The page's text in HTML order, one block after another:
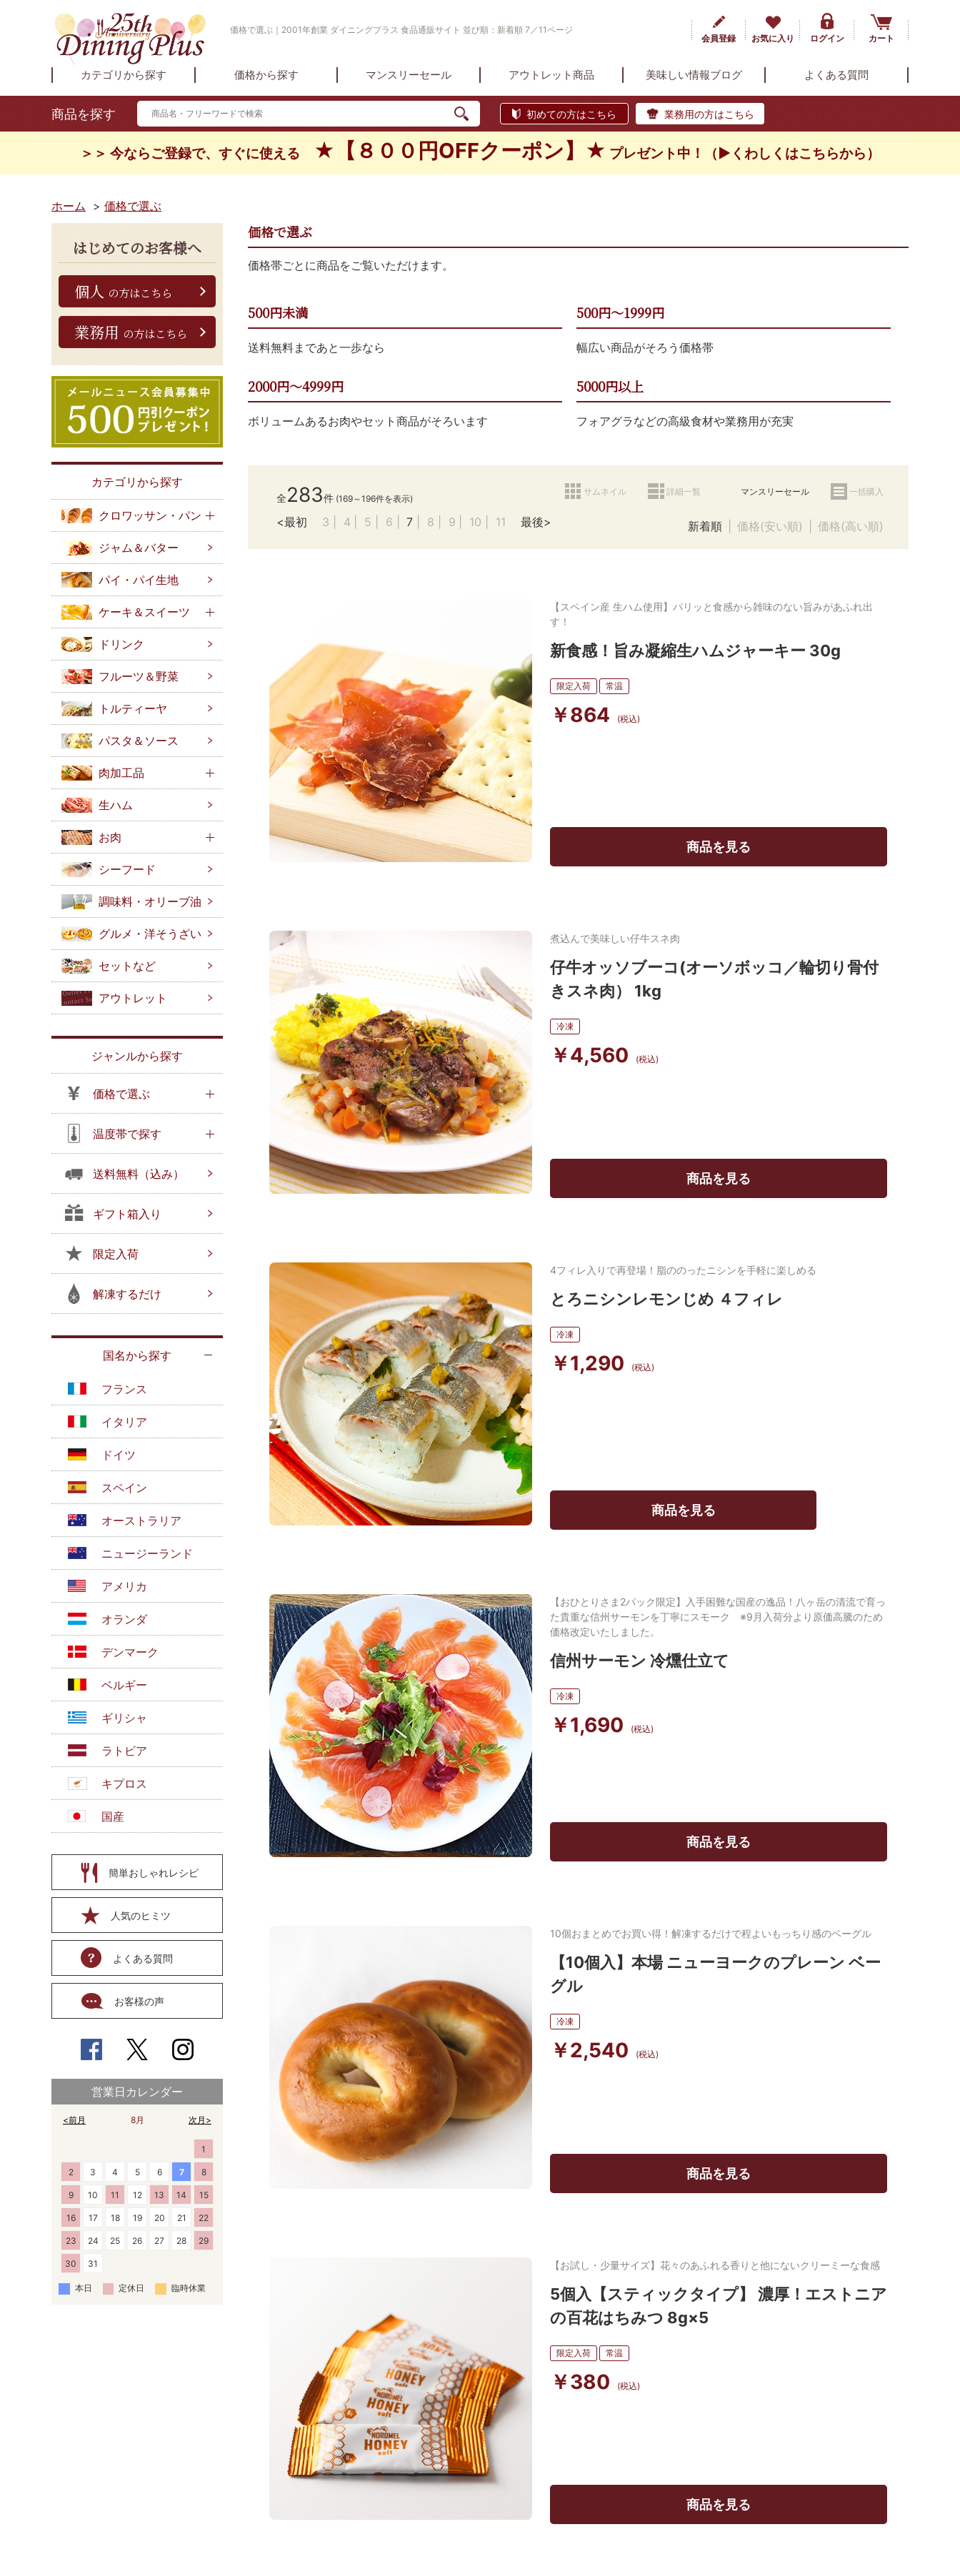
価格で選ぶ｜2001年創業 ダイニングプラス 食品通販サイト 並び順：新着順 7／11ページ
会員登録
お気に入り ログイン カート
カテゴリから探す 価格から探す マンスリーセール アウトレット商品 美味しい情報ブログ よくある質問
商品を探す 初めての方はこちら 業務用の方はこちら
＞＞ 今ならご登録で、すぐに使える ★【８００円OFFクーポン】★ プレゼント中！（▶くわしくはこちらから）
ホーム > 価格で選ぶ
はじめてのお客様へ
個人 の方はこちら
業務用 の方はこちら
カテゴリから探す
クロワッサン・パン
ジャム＆バター
パイ・パイ生地
ケーキ＆スイーツ
ドリンク
フルーツ＆野菜
トルティーヤ
パスタ＆ソース
肉加工品
生ハム
お肉
シーフード
調味料・オリーブ油
グルメ・洋そうざい
セットなど
アウトレット
ジャンルから探す
価格で選ぶ
温度帯で探す
送料無料（込み）
ギフト箱入り
限定入荷
解凍するだけ
国名から探す
フランス
イタリア
ドイツ
スペイン
オーストラリア
ニュージーランド
アメリカ
オランダ
デンマーク
ベルギー
ギリシャ
ラトビア
キプロス
国産
簡単おしゃれレシピ
人気のヒミツ
よくある質問
お客様の声
営業日カレンダー
8月
<前月 次月>
1
2 3 4 5 6 7 8
9 10 11 12 13 14 15
16 17 18 19 20 21 22
23 24 25 26 27 28 29
30 31
本日 定休日 臨時休業
価格で選ぶ
価格帯ごとに商品をご覧いただけます。
500円未満
送料無料まであと一歩なら
500円～1999円
幅広い商品がそろう価格帯
2000円～4999円
ボリュームあるお肉やセット商品がそろいます
5000円以上
フォアグラなどの高級食材や業務用が充実
全283件 (169～196件を表示)
最初 3 4 5 6 7 8 9 10 11 最後
サムネイル 詳細一覧 マンスリーセール 一括購入
新着順 価格(安い順) 価格(高い順)
【スペイン産 生ハム使用】パリッと食感から雑味のない旨みがあふれ出
す！
新食感！旨み凝縮生ハムジャーキー 30g
限定入荷 常温
￥864 (税込)
商品を見る
煮込んで美味しい仔牛スネ肉
仔牛オッソブーコ(オーソボッコ／輪切り骨付
きスネ肉） 1kg
冷凍
￥4,560 (税込)
商品を見る
4フィレ入りで再登場！脂ののったニシンを手軽に楽しめる
とろニシンレモンじめ ４フィレ
冷凍
￥1,290 (税込)
商品を見る
【おひとりさま2パック限定】入手困難な国産の逸品！八ヶ岳の清流で育っ
た貴重な信州サーモンを丁寧にスモーク ※9月入荷分より原価高騰のため
価格改定いたしました。
信州サーモン 冷燻仕立て
冷凍
￥1,690 (税込)
商品を見る
10個おまとめでお買い得！解凍するだけで程よいもっちり感のベーグル
【10個入】本場 ニューヨークのプレーン ベー
グル
冷凍
￥2,540 (税込)
商品を見る
【お試し・少量サイズ】花々のあふれる香りと他にないクリーミーな食感
5個入【スティックタイプ】 濃厚！エストニア
の百花はちみつ 8g×5
限定入荷 常温
￥380 (税込)
商品を見る